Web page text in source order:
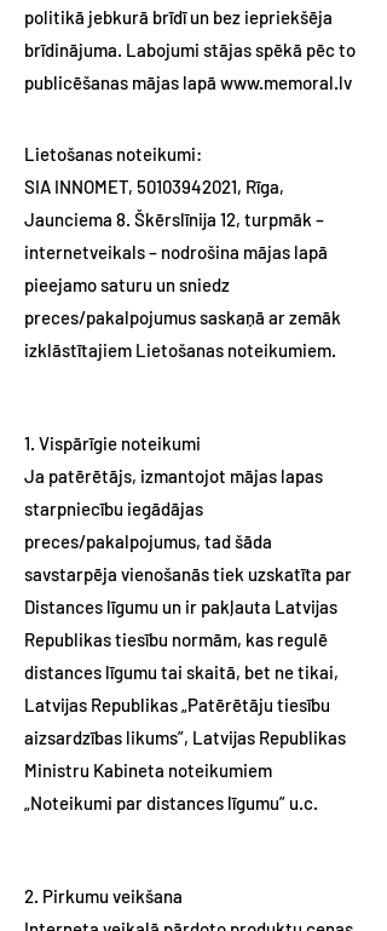
politikā jebkurā brīdī un bez iepriekšēja
brīdinājuma. Labojumi stājas spēkā pēc to
publicēšanas mājas lapā www.memoral.lv
Lietošanas noteikumi:
SIA INNOMET, 50103942021, Rīga,
Jaunciema 8. Škērslīnija 12, turpmāk –
internetveikals – nodrošina mājas lapā
pieejamo saturu un sniedz
preces/pakalpojumus saskaņā ar zemāk
izklāstītajiem Lietošanas noteikumiem.
1. Vispārīgie noteikumi
Ja patērētājs, izmantojot mājas lapas
starpniecību iegādājas
preces/pakalpojumus, tad šāda
savstarpēja vienošanās tiek uzskatīta par
Distances līgumu un ir pakļauta Latvijas
Republikas tiesību normām, kas regulē
distances līgumu tai skaitā, bet ne tikai,
Latvijas Republikas „Patērētāju tiesību
aizsardzības likums”, Latvijas Republikas
Ministru Kabineta noteikumiem
„Noteikumi par distances līgumu” u.c.
2. Pirkumu veikšana